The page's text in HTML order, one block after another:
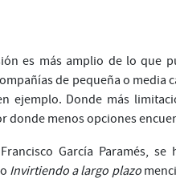
es más amplio de lo que
de pequeña o media
ejemplo. Donde más
donde menos opciones
García Paramés,
Invirtiendo a largo plazo